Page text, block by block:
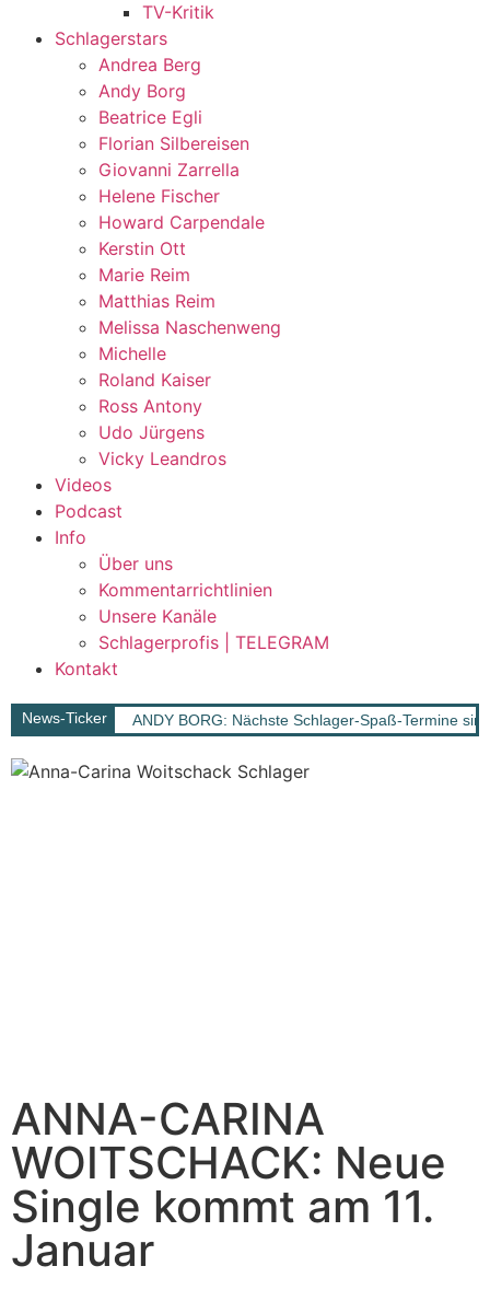
TV-Kritik
Schlagerstars
Andrea Berg
Andy Borg
Beatrice Egli
Florian Silbereisen
Giovanni Zarrella
Helene Fischer
Howard Carpendale
Kerstin Ott
Marie Reim
Matthias Reim
Melissa Naschenweng
Michelle
Roland Kaiser
Ross Antony
Udo Jürgens
Vicky Leandros
Videos
Podcast
Info
Über uns
Kommentarrichtlinien
Unsere Kanäle
Schlagerprofis | TELEGRAM
Kontakt
News-Ticker ANDY BORG: Nächste Schlager-Spaß-Termine
ANNA-CARINA
WOITSCHACK: Neue
Single kommt am 11.
Januar